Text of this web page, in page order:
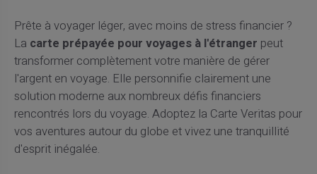
Prête à voyager léger, avec moins de stress financier ?
La carte prépayée pour voyages à l'étranger peut
transformer complètement votre manière de gérer
l'argent en voyage. Elle personnifie clairement une
solution moderne aux nombreux défis financiers
rencontrés lors du voyage. Adoptez la Carte Veritas pour
vos aventures autour du globe et vivez une tranquillité
d'esprit inégalée.